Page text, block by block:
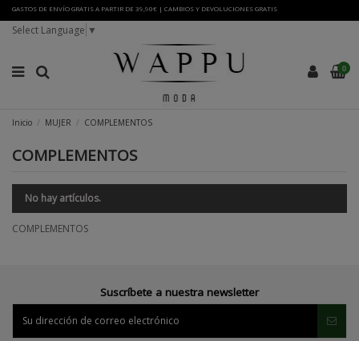
GASTOS DE ENVÍO GRATIS A PARTIR DE 39,90€ | CAMBIOS Y DEVOLUCIONES GRATIS
Select Language ▼
0
Inicio MUJER COMPLEMENTOS
COMPLEMENTOS
No hay artículos.
COMPLEMENTOS
Suscríbete a nuestra newsletter